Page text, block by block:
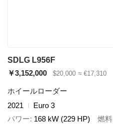
SDLG L956F
￥3,152,000
$20,000 ≈ €17,310
ホイールローダー
2021
Euro 3
パワー 168 kW (229 HP) 燃料